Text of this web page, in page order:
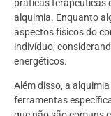
práticas terapêuticas
alquimia. Enquanto
aspectos físicos do
indivíduo,
energéticos.
Além disso, a
ferramentas